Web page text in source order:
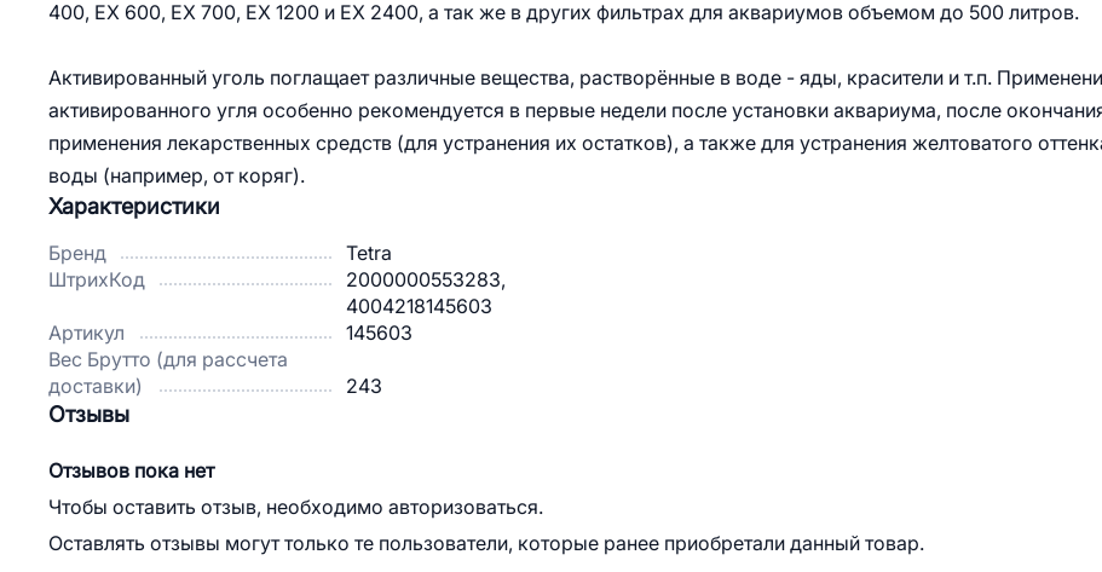
400, EX 600, EX 700, EX 1200 и EX 2400, а так же в других фильтрах для аквариумов объемом до 500 литров.
Активированный уголь поглащает различные вещества, растворённые в воде - яды, красители и т.п.
активированного угля особенно рекомендуется в первые недели после установки аквариума, после
применения лекарственных средств (для устранения их остатков), а также для устранения желтоватого
воды (например, от коряг).
Характеристики
Бренд
Tetra
ШтрихКод
2000000553283,
4004218145603
Артикул
145603
Вес Брутто (для рассчета
доставки)
243
Отзывы
Отзывов пока нет
Чтобы оставить отзыв, необходимо авторизоваться.
Оставлять отзывы могут только те пользователи, которые ранее приобретали данный товар.